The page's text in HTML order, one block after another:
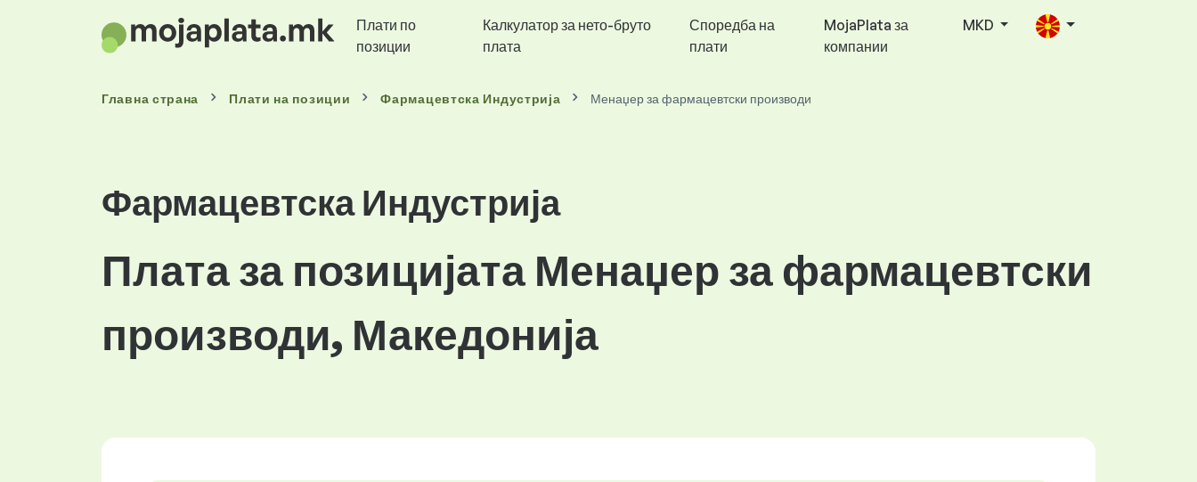
Плати по
позиции
Калкулатор за нето-бруто
плата
Споредба на
плати
MojaPlata за
компании
MKD
Главна страна Плати на позиции Фармацевтска Индустрија Менаџер за фармацевтски производи
Фармацевтска Индустрија
Плата за позицијата Менаџер за фармацевтски
производи, Македонија